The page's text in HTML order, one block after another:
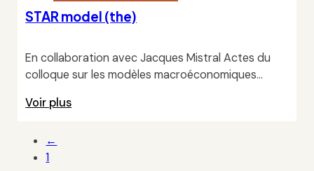
STAR model (the)
En collaboration avec Jacques Mistral Actes du
colloque sur les modèles macroéconomiques…
Voir plus
←
1